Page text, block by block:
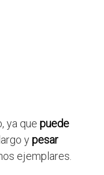
ya que puede
ypesar
ejemplares.